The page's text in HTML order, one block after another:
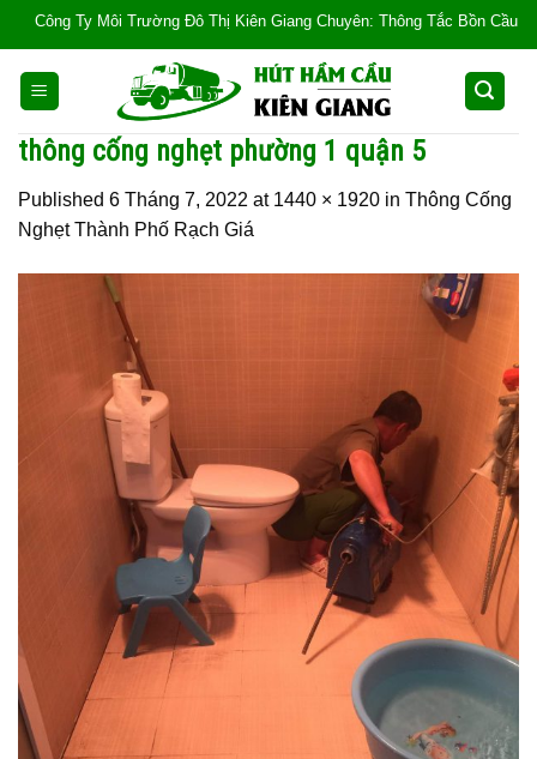
Skip
content
Ty Môi Trường Đô Thị Kiên Giang Chuyên: Thông Tắc Bồn Cầu, Tắc
thông cống nghẹt phường 1 quận 5
Published 6 Tháng 7, 2022 at 1440 × 1920 in Thông Cống
Nghẹt Thành Phố Rạch Giá